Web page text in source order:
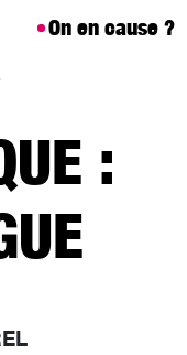
On en cause ?
: